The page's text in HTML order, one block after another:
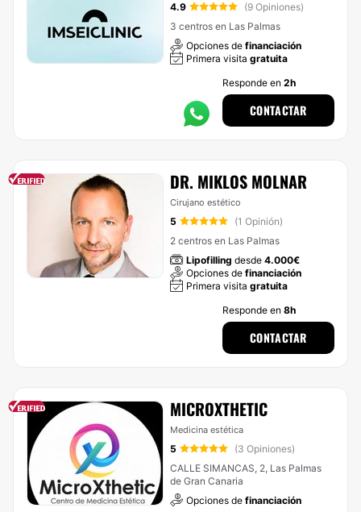
4.9
(9 Opiniones)
3 centros en Las Palmas
Opciones de financiación
Primera visita gratuita
Responde en 2h
CONTACTAR
DR. MIKLOS MOLNAR
Cirujano estético
5
(1 Opinión)
2 centros en Las Palmas
Lipofilling desde 4.000€
Opciones de financiación
Primera visita gratuita
Responde en 8h
CONTACTAR
MICROXTHETIC
Medicina estética
5
(3 Opiniones)
CALLE SIMANCAS, 2, Las Palmas
de Gran Canaria
Opciones de financiación